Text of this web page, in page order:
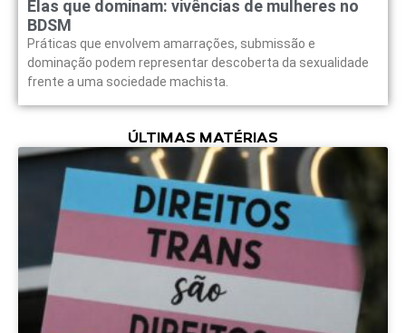
Elas que dominam: vivências de mulheres no
BDSM
Práticas que envolvem amarrações, submissão e
dominação podem representar descoberta da sexualidade
frente a uma sociedade machista.
ÚLTIMAS MATÉRIAS